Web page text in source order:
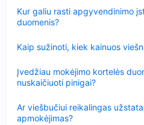
Kur galiu rasti apgyvendinimo
duomenis?
Kaip sužinoti, kiek kainuos
Įvedžiau mokėjimo kortelės
nuskaičiuoti pinigai?
Ar viešbučiui reikalingas
apmokėjimas?